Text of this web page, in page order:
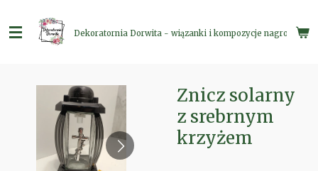
do
głównej
Dekoratornia Dorwita - wiązanki i kompozycje nagrobne
Znicz solarny
z srebrnym
krzyżem